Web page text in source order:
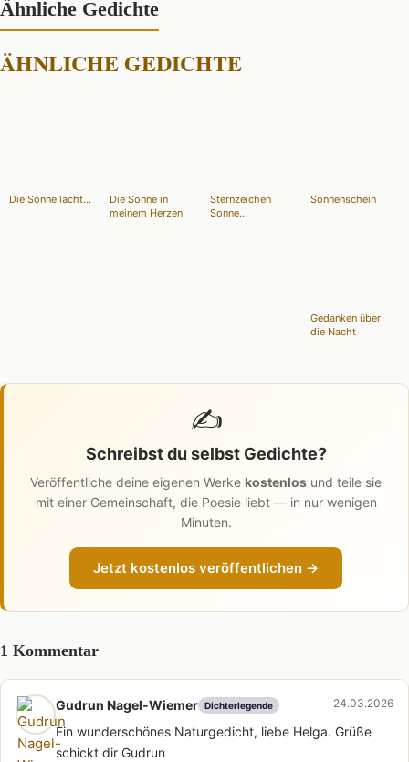
Ähnliche Gedichte
ÄHNLICHE GEDICHTE
Die Sonne lacht...
Die Sonne in
meinem Herzen
Sternzeichen
Sonne...
Sonnenschein
Gedanken über
die Nacht
✍️
Schreibst du selbst Gedichte?
Veröffentliche deine eigenen Werke kostenlos und teile sie
mit einer Gemeinschaft, die Poesie liebt — in nur wenigen
Minuten.
Jetzt kostenlos veröffentlichen →
1 Kommentar
Gudrun Nagel-Wiemer Dichterlegende 24.03.2026
Ein wunderschönes Naturgedicht, liebe Helga. Grüße
schickt dir Gudrun